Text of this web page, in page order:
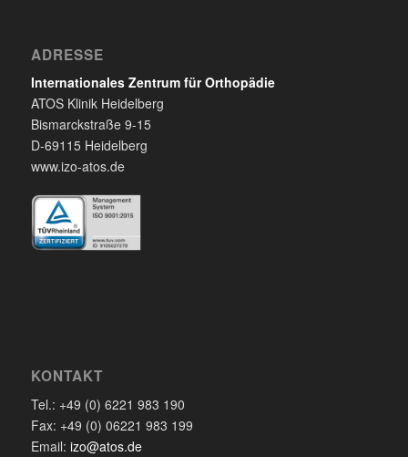
ADRESSE
Internationales Zentrum für Orthopädie
ATOS Klinik Heidelberg
Bismarckstraße 9-15
D-69115 Heidelberg
www.izo-atos.de
KONTAKT
Tel.: +49 (0) 6221 983 190
Fax: +49 (0) 06221 983 199
Email: izo@atos.de